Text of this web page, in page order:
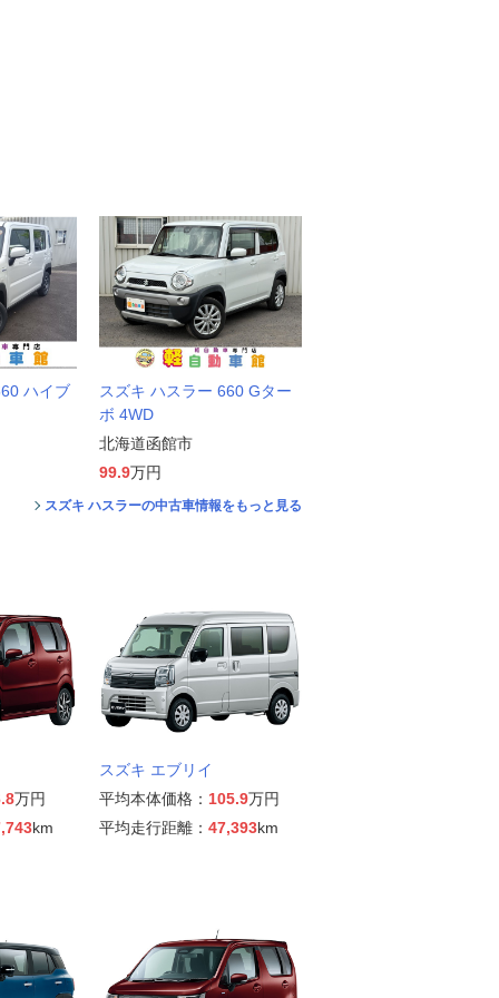
ハイブ
スズキ ハスラー 660 Gター
ボ 4WD
北海道函館市
99.9万円
スズキ ハスラーの中古車情報をもっと見る
万円
km
スズキ エブリイ
平均本体価格： 105.9万円
平均走行距離： 47,393km